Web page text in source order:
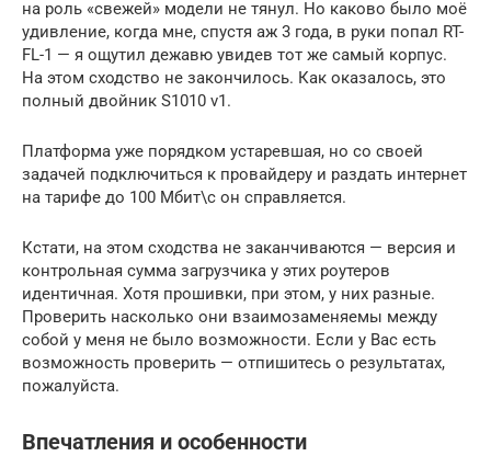
на роль «свежей» модели не тянул. Но каково было моё
удивление, когда мне, спустя аж 3 года, в руки попал RT-
FL-1 — я ощутил дежавю увидев тот же самый корпус.
На этом сходство не закончилось. Как оказалось, это
полный двойник S1010 v1.
Платформа уже порядком устаревшая, но со своей
задачей подключиться к провайдеру и раздать интернет
на тарифе до 100 Мбит\с он справляется.
Кстати, на этом сходства не заканчиваются — версия и
контрольная сумма загрузчика у этих роутеров
идентичная. Хотя прошивки, при этом, у них разные.
Проверить насколько они взаимозаменяемы между
собой у меня не было возможности. Если у Вас есть
возможность проверить — отпишитесь о результатах,
пожалуйста.
Впечатления и особенности